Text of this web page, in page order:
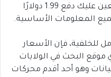
الحديثة ورقم الهاتف، فسيتعين عليك دفع 1.99 دولارًا
المعلومات الأساسية.
للخلفية، فإن الأسعار
موقع البحث في الولايات
وهو أحد أقدم محركات